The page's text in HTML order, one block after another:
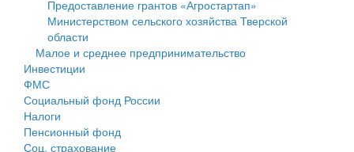
Социальная защита
Фотоальбом
Муниципальные услуги
Проекты административных регламентов
Антимонопольный комплаенс
Противодействие коррупции
Информационная поддержка субъектов малого и
среднего предпринимательства
Муниципальные программы
Контрольно-счетная палата
Предоставление грантов «Агростартап»
Министерством сельского хозяйства Тверской
области
Малое и среднее предпринимательство
Инвестиции
ФМС
Социальный фонд России
Налоги
Пенсионный фонд
Соц. страхование